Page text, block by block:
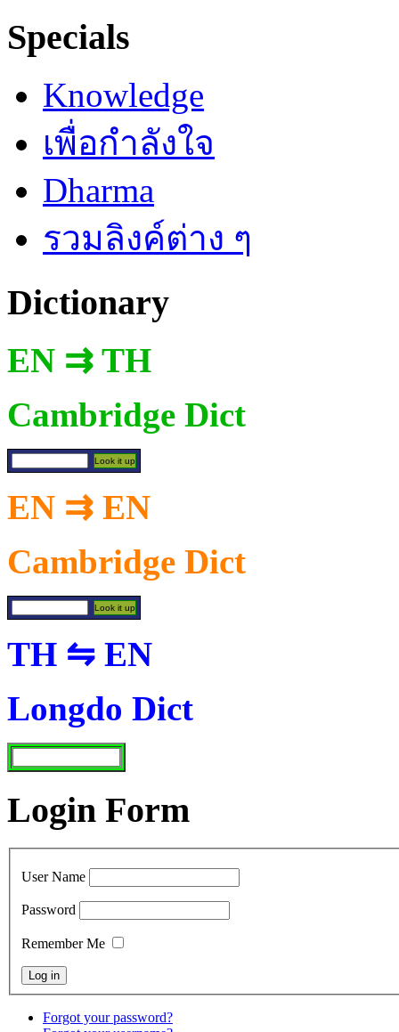
Specials
Knowledge
เพื่อกำลังใจ
Dharma
รวมลิงค์ต่าง ๆ
Dictionary
EN ⇉ TH
Cambridge Dict
EN ⇉ EN
Cambridge Dict
TH ⇋ EN
Longdo Dict
Login Form
User Name
Password
Remember Me
Forgot your password?